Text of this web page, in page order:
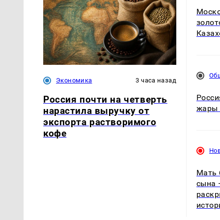
Экономика 3 часа назад
Россия почти на четверть
нарастила выручку от
экспорта растворимого
кофе
жары
Мать
сына